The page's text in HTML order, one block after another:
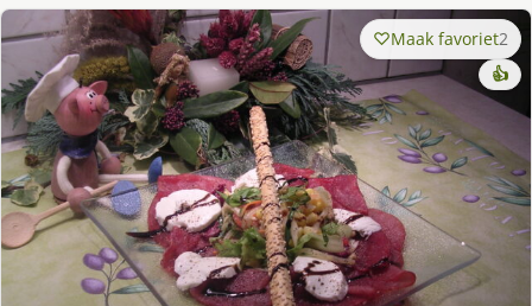
Maak favoriet2
👍